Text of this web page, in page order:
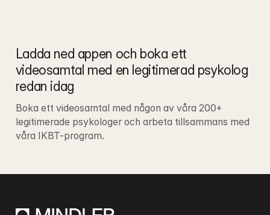
Ladda ned appen och boka ett
videosamtal med en legitimerad psykolog
redan idag
Boka ett videosamtal med någon av våra 200+
legitimerade psykologer och arbeta tillsammans med
våra IKBT-program.